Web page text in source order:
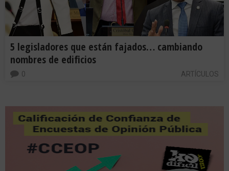
5 legisladores que están fajados… cambiando
nombres de edificios
ARTÍCULOS
0